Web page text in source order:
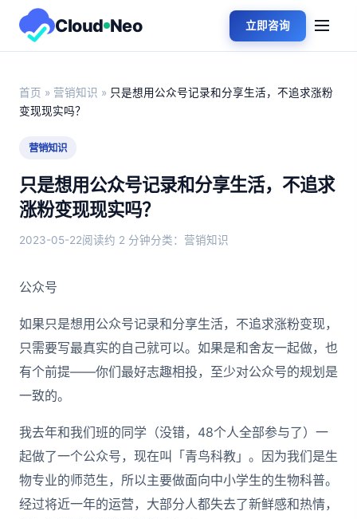
Cloud Neo 立即咨询
首页 » 营销知识 » 只是想用公众号记录和分享生活，不追求涨粉
变现现实吗？
营销知识
只是想用公众号记录和分享生活，不追求
涨粉变现现实吗？
2023-05-22阅读约 2 分钟分类：营销知识
公众号
如果只是想用公众号记录和分享生活，不追求涨粉变现，
只需要写最真实的自己就可以。如果是和舍友一起做，也
有个前提——你们最好志趣相投，至少对公众号的规划是
一致的。
我去年和我们班的同学（没错，48个人全部参与了）一
起做了一个公众号，现在叫「青鸟科教」。因为我们是生
物专业的师范生，所以主要做面向中小学生的生物科普。
经过将近一年的运营，大部分人都失去了新鲜感和热情，